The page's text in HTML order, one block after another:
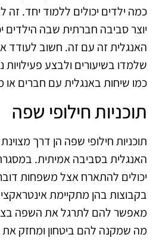
כמה ילדים יכולים ללמוד יחד.
יוצר סביבה חברתית שבה הילדים
האנגלית זה עם זה. חשוב לעודד
שלמדו בשיעורים ולבצע פעילויות
כמו שיחות באנגלית עם חברים
תוכניות חילופי שפה
תוכניות חילופי שפה הן דרך
האנגלית בסביבה אמיתית. במסגרת
יכולים להתארח אצל משפחות
בקבוצות בהן מתקיימת
מאפשר להם לתרגל את השפה
מה שמקנה להם ביטחון ומחזק